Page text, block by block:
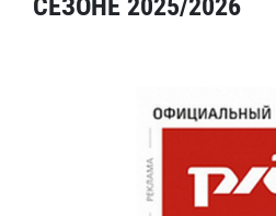
СЕЗОНЕ 2025/2026